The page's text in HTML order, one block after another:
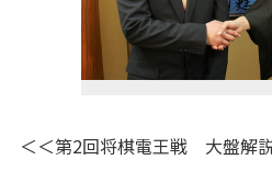
＜＜第2回将棋電王戦 大盤解